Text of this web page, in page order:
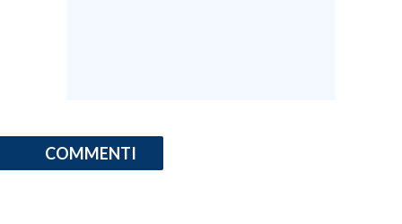
COMMENTI